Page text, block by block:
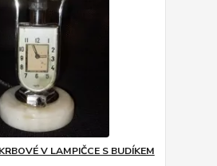
V LAMPIČCE S BUDÍKEM